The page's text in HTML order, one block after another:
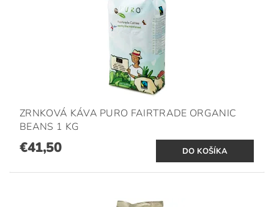
ZRNKOVÁ KÁVA PURO FAIRTRADE ORGANIC
BEANS 1 KG
€41,50